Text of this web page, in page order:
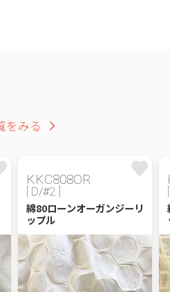
をみる
KKC808OR
[ D/#2 ]
綿80ローンオーガンジーリ
ップル